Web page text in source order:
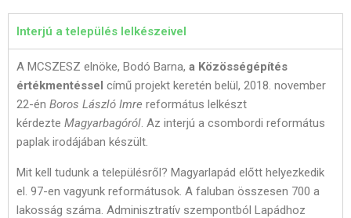
Interjú a település lelkészeivel
A MCSZESZ elnöke, Bodó Barna, a Közösségépítés
értékmentéssel című projekt keretén belül, 2018. november
22-én Boros László Imre református lelkészt
kérdezte Magyarbagóról. Az interjú a csombordi református
paplak irodájában készült.
Mit kell tudunk a településről? Magyarlapád előtt helyezkedik
el. 97-en vagyunk reformátusok. A faluban összesen 700 a
lakosság száma. Adminisztratív szempontból Lapádhoz